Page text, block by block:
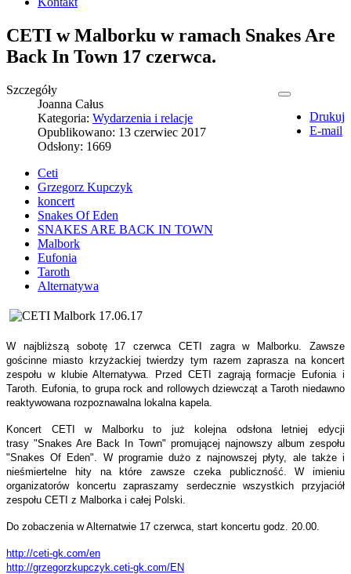
CETI w Malborku w ramach Snakes Are
Back In Town 17 czerwca.
Drukuj
E-mail
Szczegóły
Joanna Całus
Kategoria: Wydarzenia i relacje
Opublikowano: 13 czerwiec 2017
Odsłony: 1669
Ceti
Grzegorz Kupczyk
koncert
Snakes Of Eden
SNAKES ARE BACK IN TOWN
Malbork
Eufonia
Taroth
Alternatywa
W najbliższą sobotę 17 czerwca CETI zagra w Malborku. Zawsze
gościnne miasto krzyżackiej twierdzy tym razem zaprasza na koncert
zespołu w klubie Alternatywa. Przed CETI zagrają formacje Eufonia i
Taroth. Eufonia, to grupa rock and rollowych dziewcząt a Taroth niedawno
reaktywowana rozpoznawalna lokalna kapela.
Koncert CETI w Malborku to już kolejna odsłona letniej edycji
trasy "Snakes Are Back In Town" promującej najnowszy album zespołu
"Snakes Of Eden". W programie dużo z najnowszej płyty, ale także i
nieśmiertelne hity na które zawsze czeka publiczność. W imieniu
organizatorów koncertu zapraszamy serdecznie wszystkich przyjaciół
zespołu CETI z Malborka i całej Polski.
Do zobaczenia w Alternatwie 17 czerwca, start koncertu godz. 20.00.
http://ceti-gk.com/en
http://grzegorzkupczyk.ceti-gk .com/EN